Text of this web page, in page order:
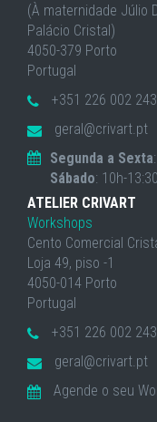
(À maternidade Júlio
Palácio Cristal)
4050-379 Porto
Portugal
+351 226 002
geral@crivart.pt
Segunda a Sexta
Sábado: 10h-13:30
ATELIER CRIVART
Workshops
Cento Comercial
Loja 49, piso -1
4050-014 Porto
Portugal
+351 226 002
geral@crivart.pt
Agende o seu